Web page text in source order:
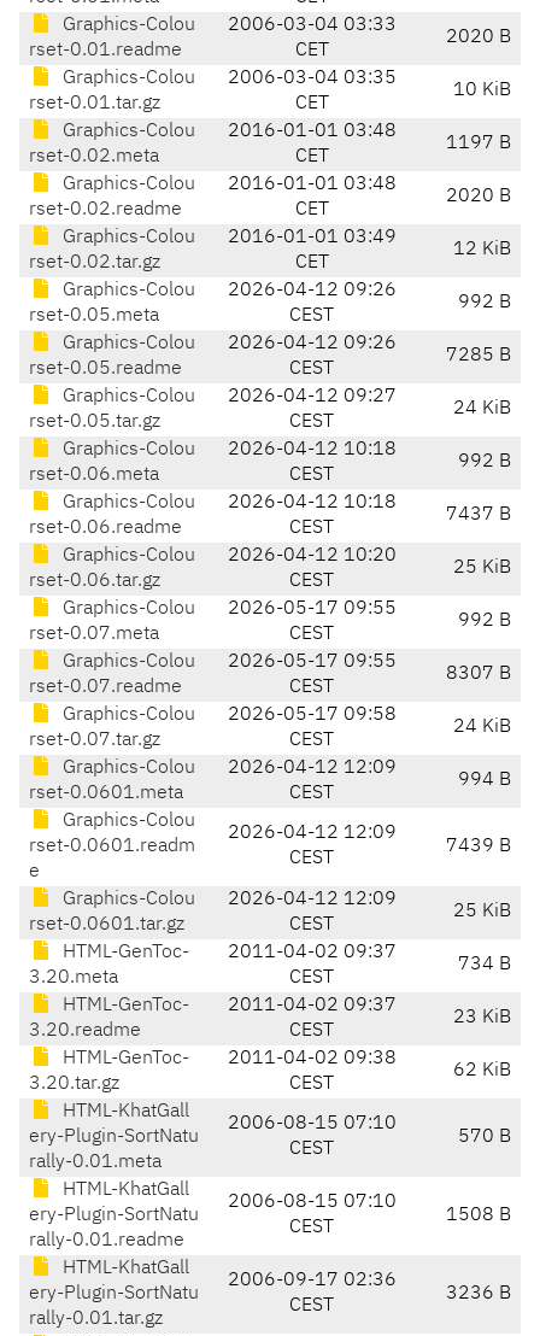
Graphics-Colou
rset-0.01.readme
2006-03-04 03:33
CET
2020 B
Graphics-Colou
rset-0.01.tar.gz
2006-03-04 03:35
CET
10 KiB
Graphics-Colou
rset-0.02.meta
2016-01-01 03:48
CET
1197 B
Graphics-Colou
rset-0.02.readme
2016-01-01 03:48
CET
2020 B
Graphics-Colou
rset-0.02.tar.gz
2016-01-01 03:49
CET
12 KiB
Graphics-Colou
rset-0.05.meta
2026-04-12 09:26
CEST
992 B
Graphics-Colou
rset-0.05.readme
2026-04-12 09:26
CEST
7285 B
Graphics-Colou
rset-0.05.tar.gz
2026-04-12 09:27
CEST
24 KiB
Graphics-Colou
rset-0.06.meta
2026-04-12 10:18
CEST
992 B
Graphics-Colou
rset-0.06.readme
2026-04-12 10:18
CEST
7437 B
Graphics-Colou
rset-0.06.tar.gz
2026-04-12 10:20
CEST
25 KiB
Graphics-Colou
rset-0.07.meta
2026-05-17 09:55
CEST
992 B
Graphics-Colou
rset-0.07.readme
2026-05-17 09:55
CEST
8307 B
Graphics-Colou
rset-0.07.tar.gz
2026-05-17 09:58
CEST
24 KiB
Graphics-Colou
rset-0.0601.meta
2026-04-12 12:09
CEST
994 B
Graphics-Colou
rset-0.0601.readm
e
2026-04-12 12:09
CEST
7439 B
Graphics-Colou
rset-0.0601.tar.gz
2026-04-12 12:09
CEST
25 KiB
HTML-GenToc-
3.20.meta
2011-04-02 09:37
CEST
734 B
HTML-GenToc-
3.20.readme
2011-04-02 09:37
CEST
23 KiB
HTML-GenToc-
3.20.tar.gz
2011-04-02 09:38
CEST
62 KiB
HTML-KhatGall
ery-Plugin-SortNatu
rally-0.01.meta
2006-08-15 07:10
CEST
570 B
HTML-KhatGall
ery-Plugin-SortNatu
rally-0.01.readme
2006-08-15 07:10
CEST
1508 B
HTML-KhatGall
ery-Plugin-SortNatu
rally-0.01.tar.gz
2006-09-17 02:36
CEST
3236 B